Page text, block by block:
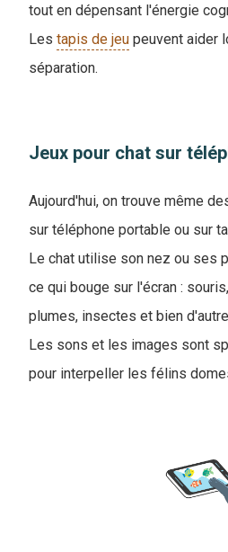
tout en dépensant l'énergie
Les tapis de jeu peuvent aider
séparation.
Jeux pour chat sur
Aujourd'hui, on trouve même
sur téléphone portable ou sur
Le chat utilise son nez ou ses
ce qui bouge sur l'écran :
plumes, insectes et bien
Les sons et les images sont
pour interpeller les félins